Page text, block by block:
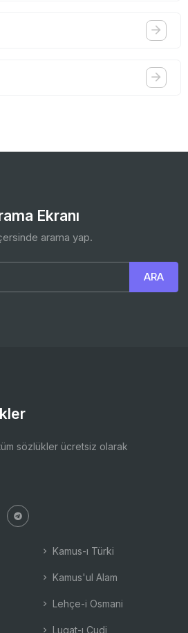
Ekranı
arama yap.
tüm sözlükler ücretsiz olarak
Kamus-ı Türki
Kamus'ul Alam
Lehçe-i Osmani
Lugat-ı Cudi